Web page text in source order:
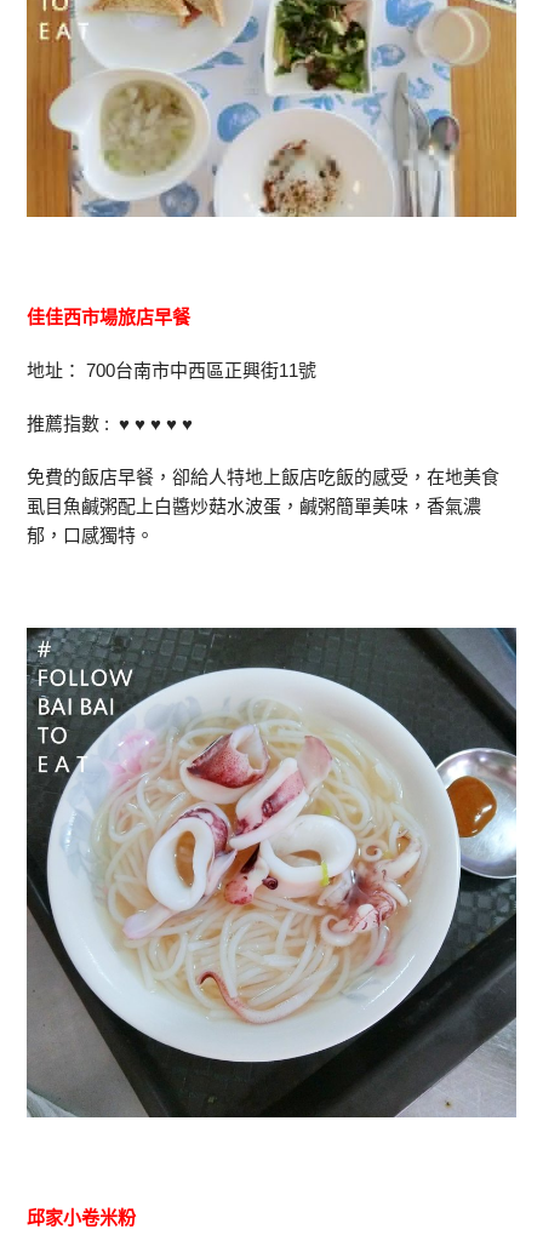
佳佳西市場旅店早餐
地址： 700台南市中西區正興街11號
推薦指數 : ♥ ♥ ♥ ♥ ♥
免費的飯店早餐，卻給人特地上飯店吃飯的感受，在地美食
虱目魚鹹粥配上白醬炒菇水波蛋，鹹粥簡單美味，香氣濃
郁，口感獨特。
邱家小卷米粉